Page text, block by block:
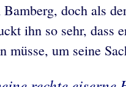
doch als
ihn so sehr,
um seine